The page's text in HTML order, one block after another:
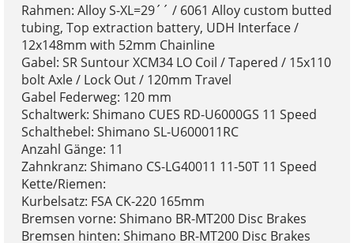
Rahmen: Alloy S-XL=29´´ / 6061 Alloy custom butted
tubing, Top extraction battery, UDH Interface /
12x148mm with 52mm Chainline
Gabel: SR Suntour XCM34 LO Coil / Tapered / 15x110
bolt Axle / Lock Out / 120mm Travel
Gabel Federweg: 120 mm
Schaltwerk: Shimano CUES RD-U6000GS 11 Speed
Schalthebel: Shimano SL-U600011RC
Anzahl Gänge: 11
Zahnkranz: Shimano CS-LG40011 11-50T 11 Speed
Kette/Riemen:
Kurbelsatz: FSA CK-220 165mm
Bremsen vorne: Shimano BR-MT200 Disc Brakes
Bremsen hinten: Shimano BR-MT200 Disc Brakes